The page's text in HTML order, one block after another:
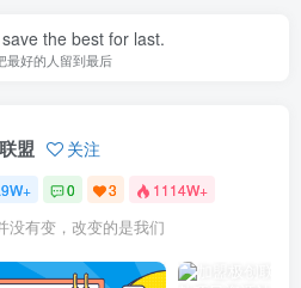
the best for last.
最好的人留到最后
盟 关注
0 3 1114W+
没有变，改变的是我们